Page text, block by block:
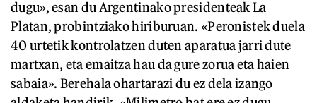
dugu», esan du Argentinako presidenteak La
Platan, probintziako hiriburuan. «Peronistek duela
40 urtetik kontrolatzen duten aparatua jarri dute
martxan, eta emaitza hau da gure zorua eta haien
sabaia». Berehala ohartarazi du ez dela izango